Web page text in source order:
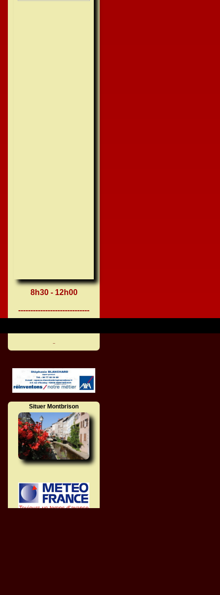
8h30 - 12h00
-----------------------------
---------------------------------------------
¨
Situer Montbrison